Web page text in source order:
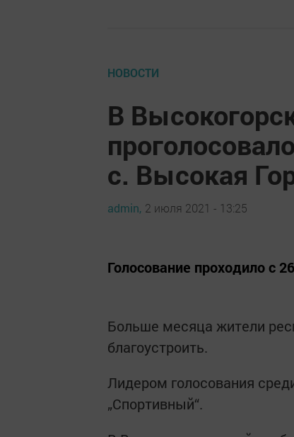
НОВОСТИ
В
с. Высокая
admin, 2 июля 2021 - 13:25
Голосование проходило с
Больше месяца жители
благоустроить.
Лидером голосования
„Спортивный“.